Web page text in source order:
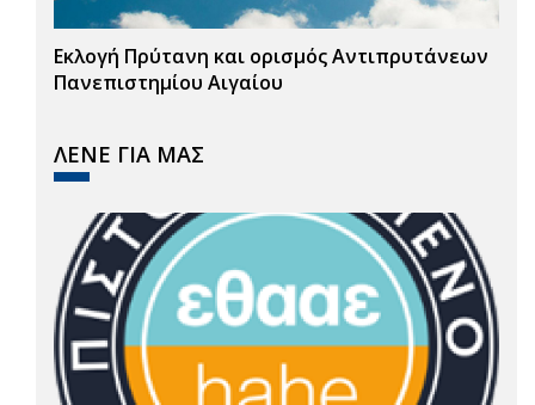
Εκλογή Πρύτανη και ορισμός Αντιπρυτάνεων
Πανεπιστημίου Αιγαίου
ΛΕΝΕ ΓΙΑ ΜΑΣ